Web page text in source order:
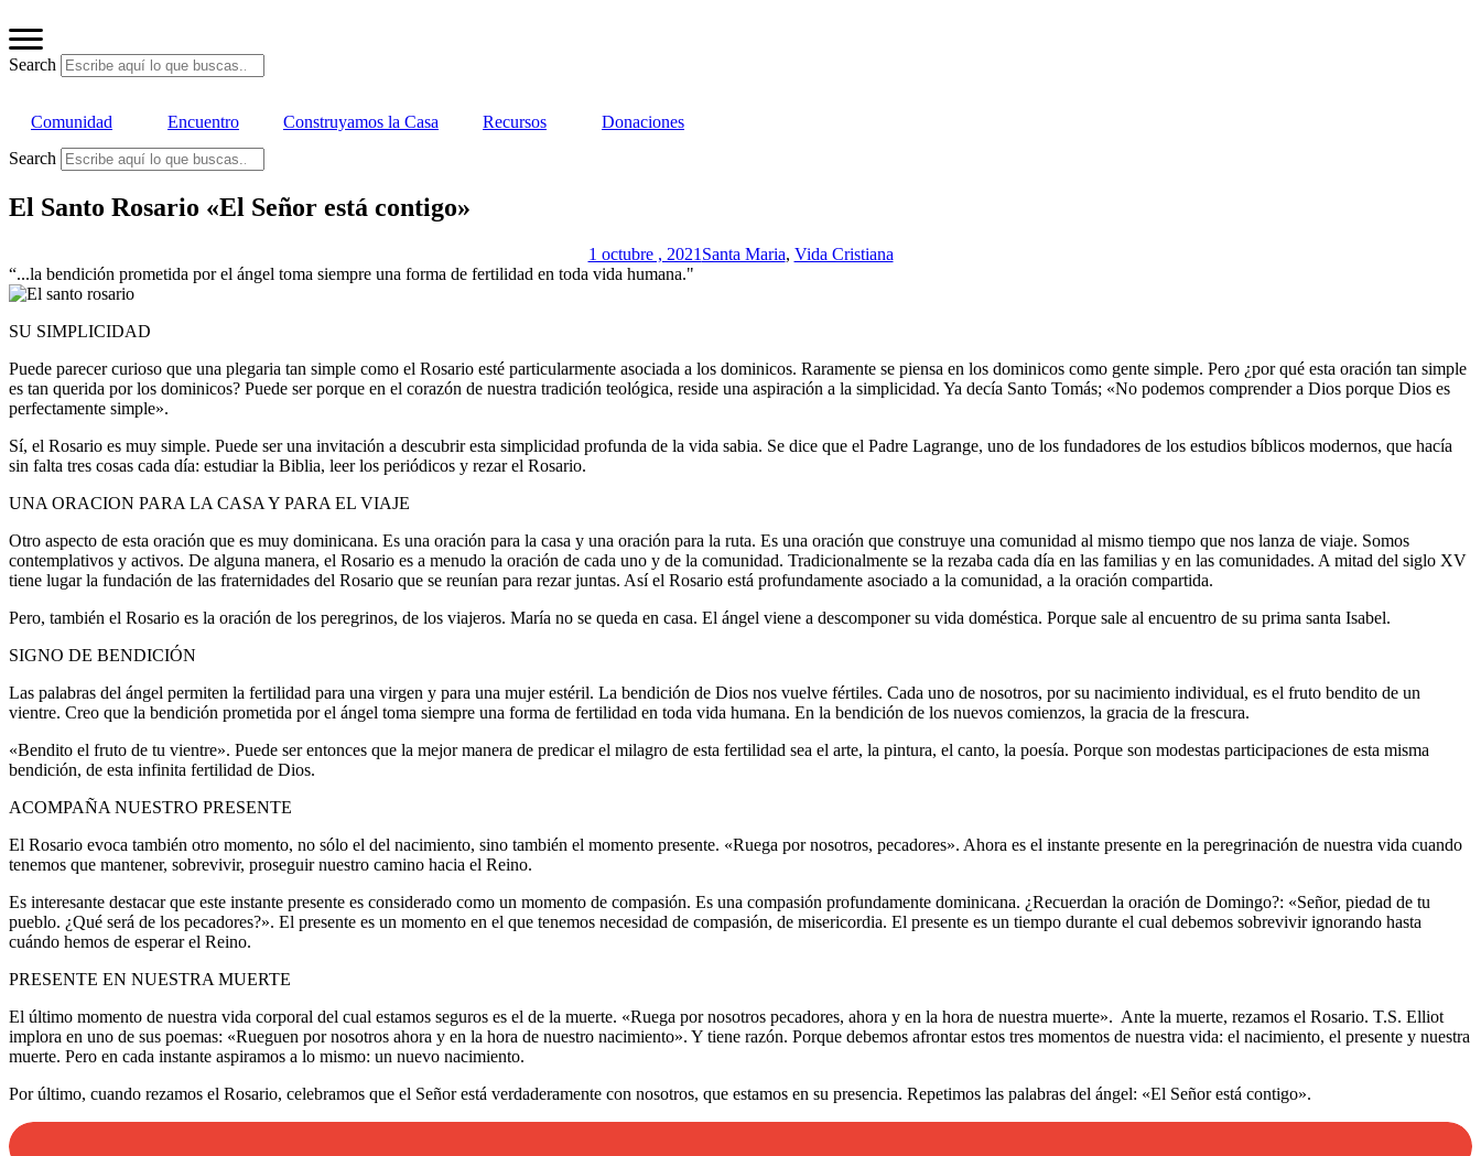
al
contenido
Search
Comunidad Encuentro Construyamos la Casa Recursos
Donaciones
Search
El Santo Rosario «El Señor está contigo»
1 octubre , 2021 Santa Maria, Vida Cristiana
“...la bendición prometida por el ángel toma siempre una forma de fertilidad en toda vida humana."
SU SIMPLICIDAD
Puede parecer curioso que una plegaria tan simple como el Rosario esté particularmente asociada a los dominicos. Raramente se piensa en los dominicos como gente simple. Pero ¿por qué esta oración tan simple
es tan querida por los dominicos? Puede ser porque en el corazón de nuestra tradición teológica, reside una aspiración a la simplicidad. Ya decía Santo Tomás; «No podemos comprender a Dios porque Dios es
perfectamente simple».
Sí, el Rosario es muy simple. Puede ser una invitación a descubrir esta simplicidad profunda de la vida sabia. Se dice que el Padre Lagrange, uno de los fundadores de los estudios bíblicos modernos, que hacía
sin falta tres cosas cada día: estudiar la Biblia, leer los periódicos y rezar el Rosario.
UNA ORACION PARA LA CASA Y PARA EL VIAJE
Otro aspecto de esta oración que es muy dominicana. Es una oración para la casa y una oración para la ruta. Es una oración que construye una comunidad al mismo tiempo que nos lanza de viaje. Somos
contemplativos y activos. De alguna manera, el Rosario es a menudo la oración de cada uno y de la comunidad. Tradicionalmente se la rezaba cada día en las familias y en las comunidades. A mitad del siglo XV
tiene lugar la fundación de las fraternidades del Rosario que se reunían para rezar juntas. Así el Rosario está profundamente asociado a la comunidad, a la oración compartida.
Pero, también el Rosario es la oración de los peregrinos, de los viajeros. María no se queda en casa. El ángel viene a descomponer su vida doméstica. Porque sale al encuentro de su prima santa Isabel.
SIGNO DE BENDICIÓN
Las palabras del ángel permiten la fertilidad para una virgen y para una mujer estéril. La bendición de Dios nos vuelve fértiles. Cada uno de nosotros, por su nacimiento individual, es el fruto bendito de un
vientre. Creo que la bendición prometida por el ángel toma siempre una forma de fertilidad en toda vida humana. En la bendición de los nuevos comienzos, la gracia de la frescura.
«Bendito el fruto de tu vientre». Puede ser entonces que la mejor manera de predicar el milagro de esta fertilidad sea el arte, la pintura, el canto, la poesía. Porque son modestas participaciones de esta misma
bendición, de esta infinita fertilidad de Dios.
ACOMPAÑA NUESTRO PRESENTE
El Rosario evoca también otro momento, no sólo el del nacimiento, sino también el momento presente. «Ruega por nosotros, pecadores». Ahora es el instante presente en la peregrinación de nuestra vida cuando
tenemos que mantener, sobrevivir, proseguir nuestro camino hacia el Reino.
Es interesante destacar que este instante presente es considerado como un momento de compasión. Es una compasión profundamente dominicana. ¿Recuerdan la oración de Domingo?: «Señor, piedad de tu
pueblo. ¿Qué será de los pecadores?». El presente es un momento en el que tenemos necesidad de compasión, de misericordia. El presente es un tiempo durante el cual debemos sobrevivir ignorando hasta
cuándo hemos de esperar el Reino.
PRESENTE EN NUESTRA MUERTE
El último momento de nuestra vida corporal del cual estamos seguros es el de la muerte. «Ruega por nosotros pecadores, ahora y en la hora de nuestra muerte». Ante la muerte, rezamos el Rosario. T.S. Elliot
implora en uno de sus poemas: «Rueguen por nosotros ahora y en la hora de nuestro nacimiento». Y tiene razón. Porque debemos afrontar estos tres momentos de nuestra vida: el nacimiento, el presente y nuestra
muerte. Pero en cada instante aspiramos a lo mismo: un nuevo nacimiento.
Por último, cuando rezamos el Rosario, celebramos que el Señor está verdaderamente con nosotros, que estamos en su presencia. Repetimos las palabras del ángel: «El Señor está contigo».